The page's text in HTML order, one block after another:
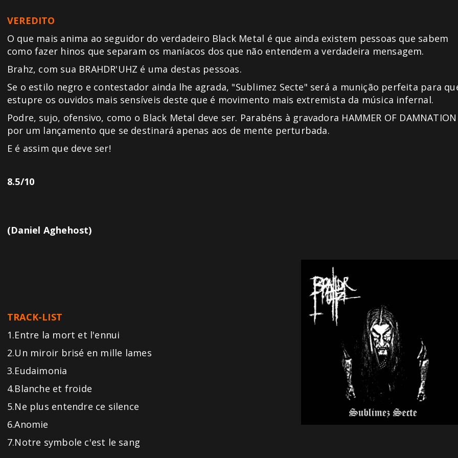
VEREDITO
O que mais anima ao seguidor do verdadeiro Black Metal é que ainda existem pessoas que sabem
como fazer hinos que separam os maníacos dos que não entendem a verdadeira mensagem.
Brahz, com sua BRAHDR'UHZ é uma destas pessoas.
Se o estilo negro e contestador ainda lhe agrada, "Sublimez Secte" será a munição perfeita para
estupre os ouvidos mais sensíveis deste que é movimento mais extremista da música infernal.
Podre, sujo, ofensivo, como o Black Metal deve ser. Parabéns à gravadora HAMMER OF DAMNATION
por um lançamento que se destinará apenas aos de mente perturbada.
E é assim que deve ser!
8.5/10
(Daniel Aghehost)
TRACK-LIST
1.Entre la mort et l'ennui
2.Un miroir brisé en mille lames
3.Eudaimonia
4.Blanche et froide
5.Ne plus entendre ce silence
6.Anomie
7.Notre symbole c'est le sang